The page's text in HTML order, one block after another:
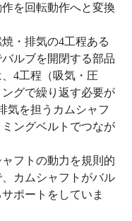
を回転動作へと変換
・排気の4工程ある
ルブを開閉する部品
4工程（吸気・圧
グで繰り返す必要が
気を担うカムシャフ
ングベルトでつなが
フトの動力を規則的
カムシャフトがバル
ポートをしていま